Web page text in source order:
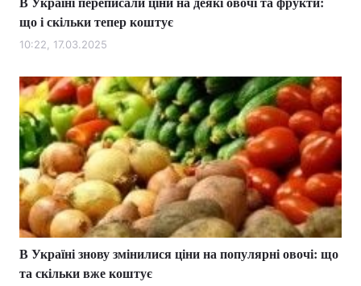
що і скільки тепер коштує
10:22, 17.03.2025
В Україні знову змінилися ціни на популярні овочі: що
та скільки вже коштує